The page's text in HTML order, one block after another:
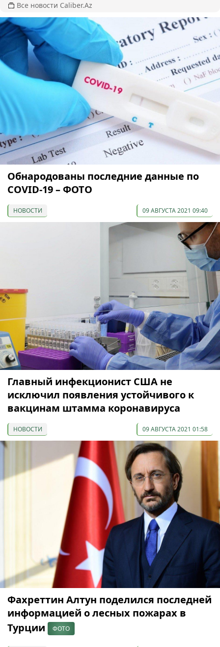
Все новости Caliber.Az
Обнародованы последние данные по
COVID-19 – ФОТО
НОВОСТИ 09 АВГУСТА 2021 09:40
Главный инфекционист США не
исключил появления устойчивого к
вакцинам штамма коронавируса
НОВОСТИ 09 АВГУСТА 2021 01:58
Фахреттин Алтун поделился последней
информацией о лесных пожарах в
Турции
ФОТО